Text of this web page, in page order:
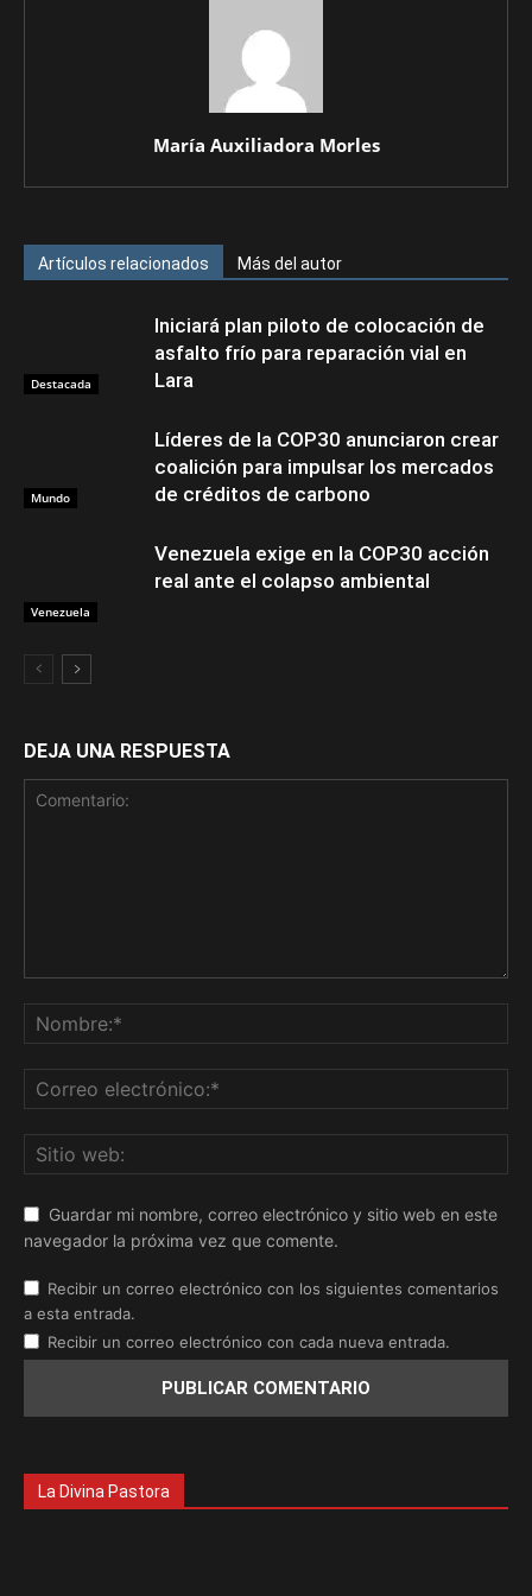
María Auxiliadora Morles
Artículos relacionados Más del autor
Destacada
Iniciará plan piloto de colocación de
asfalto frío para reparación vial en
Lara
Mundo
Líderes de la COP30 anunciaron crear
coalición para impulsar los mercados
de créditos de carbono
Venezuela
Venezuela exige en la COP30 acción
real ante el colapso ambiental
DEJA UNA RESPUESTA
Guardar mi nombre, correo electrónico y sitio web en este
navegador la próxima vez que comente.
Recibir un correo electrónico con los siguientes comentarios
a esta entrada.
Recibir un correo electrónico con cada nueva entrada.
La Divina Pastora